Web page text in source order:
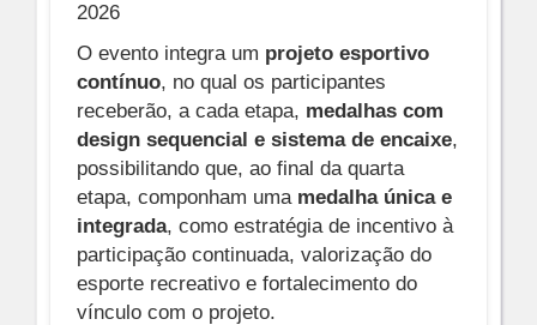
2026
O evento integra um projeto esportivo
contínuo, no qual os participantes
receberão, a cada etapa, medalhas com
design sequencial e sistema de encaixe,
possibilitando que, ao final da quarta
etapa, componham uma medalha única e
integrada, como estratégia de incentivo à
participação continuada, valorização do
esporte recreativo e fortalecimento do
vínculo com o projeto.